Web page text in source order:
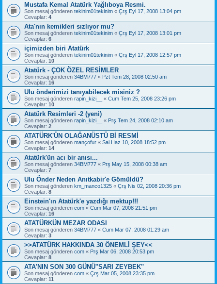
Mustafa Kemal Atatürk Yağlıboya Resmi.
Son mesaj gönderen tekinim01tekinim « Çrş Eyl 17, 2008 13:04 pm
Cevaplar: 4
Ata'nın kemikleri sızlıyor mu?
Son mesaj gönderen tekinim01tekinim « Çrş Eyl 17, 2008 13:01 pm
Cevaplar: 6
içimizden biri Atatürk
Son mesaj gönderen tekinim01tekinim « Çrş Eyl 17, 2008 12:57 pm
Cevaplar: 10
Atatürk - ÇOK ÖZEL RESİMLER
Son mesaj gönderen 34BM777 « Pzt Tem 28, 2008 02:50 am
Cevaplar: 16
Ulu önderimizi tanıyabilecek misiniz ?
Son mesaj gönderen rapin_kizi__ « Cum Tem 25, 2008 23:26 pm
Cevaplar: 10
Atatürk Resimleri -2 (yeni)
Son mesaj gönderen rapin_kizi__ « Prş Tem 24, 2008 02:10 am
Cevaplar: 2
ATATÜRK'ÜN OLAĞANÜSTÜ Bİ RESMİ
Son mesaj gönderen mançofur « Sal Haz 10, 2008 18:52 pm
Cevaplar: 14
Atatürk'ün acı bir anısı...
Son mesaj gönderen 34BM777 « Prş May 15, 2008 00:38 am
Cevaplar: 7
Ulu Önder Neden Anıtkabir'e Gömüldü?
Son mesaj gönderen km_manco1325 « Çrş Nis 02, 2008 20:36 pm
Cevaplar: 8
Einstein'ın Atatürk'e yazdığı mektup!!!
Son mesaj gönderen com « Cum Mar 07, 2008 21:51 pm
Cevaplar: 16
ATATÜRKÜN MEZAR ODASI
Son mesaj gönderen 34BM777 « Cum Mar 07, 2008 01:29 am
Cevaplar: 3
>>ATATÜRK HAKKINDA 30 ÖNEMLİ ŞEY<<
Son mesaj gönderen com « Prş Mar 06, 2008 20:53 pm
Cevaplar: 8
ATA'NIN SON 300 GÜNÜ''SARI ZEYBEK''
Son mesaj gönderen com « Çrş Mar 05, 2008 23:35 pm
Cevaplar: 11